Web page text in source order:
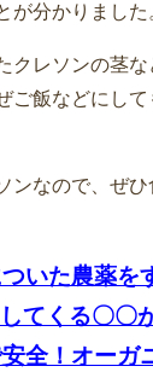
が分かりました
クレソンの茎
ご飯などにし
ンなので、ぜ
いた農薬を
てくる〇〇
全！オーガ